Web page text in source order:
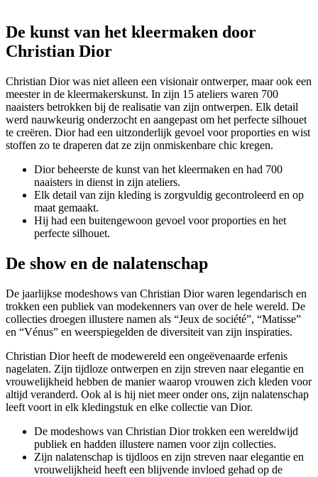
De kunst van het kleermaken door
Christian Dior
Christian Dior was niet alleen een visionair ontwerper, maar ook een
meester in de kleermakerskunst. In zijn 15 ateliers waren 700
naaisters betrokken bij de realisatie van zijn ontwerpen. Elk detail
werd nauwkeurig onderzocht en aangepast om het perfecte silhouet
te creëren. Dior had een uitzonderlijk gevoel voor proporties en wist
stoffen zo te draperen dat ze zijn onmiskenbare chic kregen.
Dior beheerste de kunst van het kleermaken en had 700
naaisters in dienst in zijn ateliers.
Elk detail van zijn kleding is zorgvuldig gecontroleerd en op
maat gemaakt.
Hij had een buitengewoon gevoel voor proporties en het
perfecte silhouet.
De show en de nalatenschap
De jaarlijkse modeshows van Christian Dior waren legendarisch en
trokken een publiek van modekenners van over de hele wereld. De
collecties droegen illustere namen als “Jeux de société”, “Matisse”
en “Vénus” en weerspiegelden de diversiteit van zijn inspiraties.
Christian Dior heeft de modewereld een ongeëvenaarde erfenis
nagelaten. Zijn tijdloze ontwerpen en zijn streven naar elegantie en
vrouwelijkheid hebben de manier waarop vrouwen zich kleden voor
altijd veranderd. Ook al is hij niet meer onder ons, zijn nalatenschap
leeft voort in elk kledingstuk en elke collectie van Dior.
De modeshows van Christian Dior trokken een wereldwijd
publiek en hadden illustere namen voor zijn collecties.
Zijn nalatenschap is tijdloos en zijn streven naar elegantie en
vrouwelijkheid heeft een blijvende invloed gehad op de